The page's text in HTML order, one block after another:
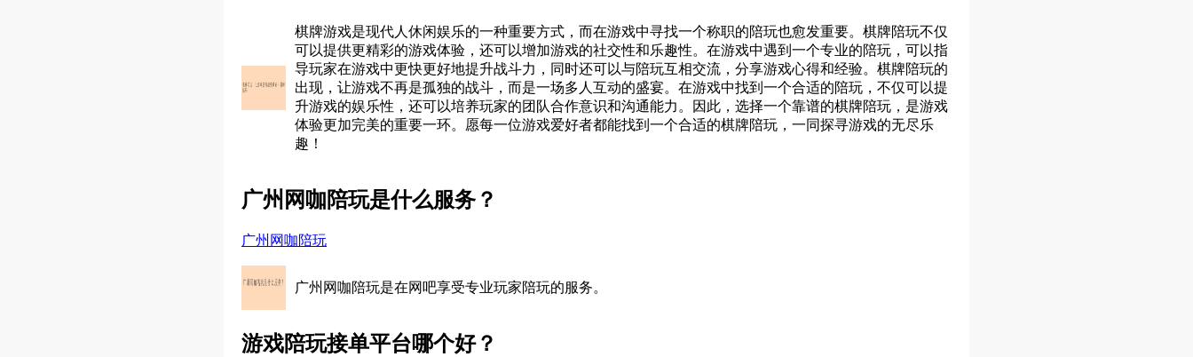
棋牌游戏是现代人休闲娱乐的一种重要方式，而在游戏中寻找一个称职的陪玩也愈发重要。棋牌陪玩不仅
可以提供更精彩的游戏体验，还可以增加游戏的社交性和乐趣性。在游戏中遇到一个专业的陪玩，可以指
导玩家在游戏中更快更好地提升战斗力，同时还可以与陪玩互相交流，分享游戏心得和经验。棋牌陪玩的
出现，让游戏不再是孤独的战斗，而是一场多人互动的盛宴。在游戏中找到一个合适的陪玩，不仅可以提
升游戏的娱乐性，还可以培养玩家的团队合作意识和沟通能力。因此，选择一个靠谱的棋牌陪玩，是游戏
体验更加完美的重要一环。愿每一位游戏爱好者都能找到一个合适的棋牌陪玩，一同探寻游戏的无尽乐
趣！
广州网咖陪玩是什么服务？
广州网咖陪玩
广州网咖陪玩是在网吧享受专业玩家陪玩的服务。
游戏陪玩接单平台哪个好？